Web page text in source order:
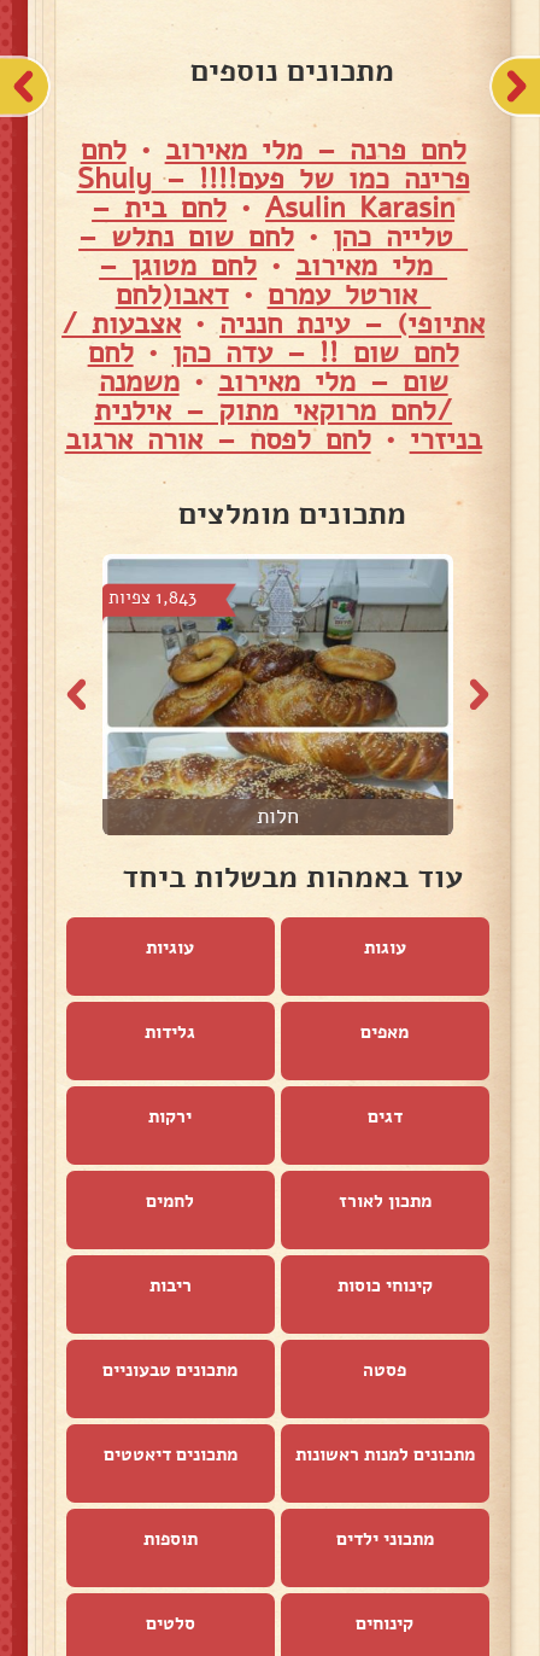
מתכונים נוספים
לחם פרנה – מלי מאירוב •לחם
פרינה כמו של פעם!!!! – Shuly
Asulin Karasin
• לחם בית –
טלייה כהן • לחם שום נתלש –
מלי מאירוב • לחם מטוגן –
אורטל עמרם •דאבו(לחם
אתיופי) – עינת חנניה•אצבעות /
לחם שום !! – עדה כהן •לחם
שום – מלי מאירוב •משמנה
/לחם מרוקאי מתוק – אילנית
בניזרי •לחם לפסח – אורה ארגוב
מתכונים מומלצים
1,843 צפיות
חלות
עוד באמהות מבשלות ביחד
עוגות עוגיות
מאפים גלידות
דגים ירקות
מתכון לאורז לחמים
קינוחי כוסות ריבות
פסטה מתכונים טבעוניים
מתכונים למנות ראשונות מתכונים דיאטטים
מתכוני ילדים תוספות
קינוחים סלטים